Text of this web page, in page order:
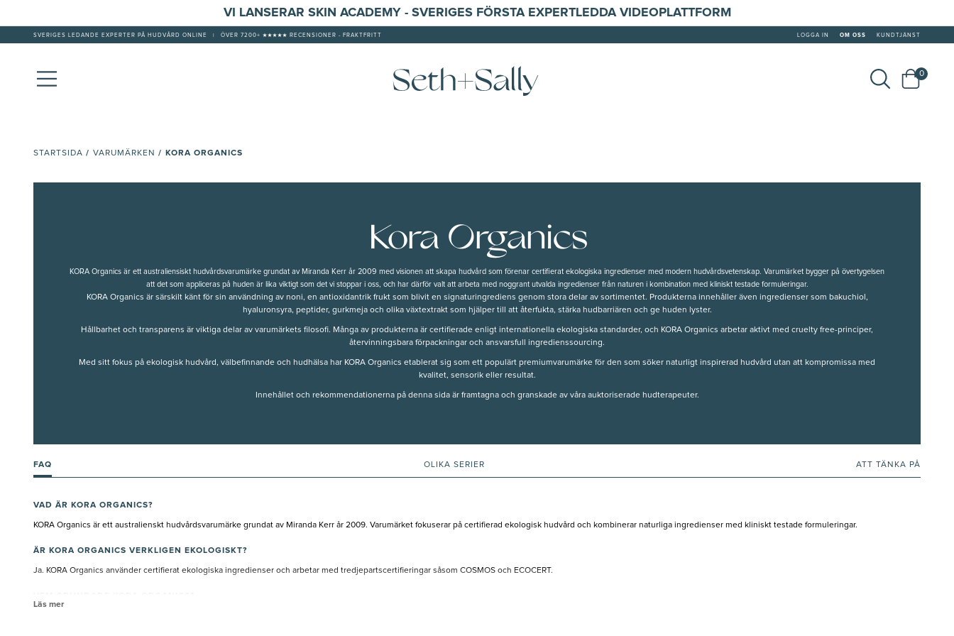
VI LANSERAR SKIN ACADEMY - SVERIGES FÖRSTA EXPERTLEDDA VIDEOPLATTFORM
SVERIGES LEDANDE EXPERTER PÅ HUDVÅRD ONLINE ÖVER 7200+ ★★★★★ RECENSIONER - FRAKTFRITT LOGGA IN OM OSS KUNDTJÄNST
0
STARTSIDA / VARUMÄRKEN / KORA ORGANICS
Kora Organics
KORA Organics är ett australiensiskt hudvårdsvarumärke grundat av Miranda Kerr år 2009 med visionen att skapa hudvård som förenar certifierat ekologiska ingredienser med modern hudvårdsvetenskap. Varumärket bygger på övertygelsen
att det som appliceras på huden är lika viktigt som det vi stoppar i oss, och har därför valt att arbeta med noggrant utvalda ingredienser från naturen i kombination med kliniskt testade formuleringar.
KORA Organics är särskilt känt för sin användning av noni, en antioxidant­rik frukt som blivit en signaturingrediens genom stora delar av sortimentet. Produkterna innehåller även ingredienser som bakuchiol ,
hyaluronsyra, peptider, gurkmeja och olika växtextrakt som hjälper till att återfukta, stärka hudbarriären och ge huden lyster.
Hållbarhet och transparens är viktiga delar av varumärkets filosofi. Många av produkterna är certifierade enligt internationella ekologiska standarder, och KORA Organics arbetar aktivt med cruelty free-principer,
återvinningsbara förpackningar och ansvarsfull ingredienssourcing.
Med sitt fokus på ekologisk hudvård, välbefinnande och hudhälsa har KORA Organics etablerat sig som ett populärt premiumvarumärke för den som söker naturligt inspirerad hudvård utan att kompromissa med
kvalitet, sensorik eller resultat.
Innehållet och rekommendationerna på denna sida är framtagna och granskade av våra auktoriserade hudterapeuter.
FAQ OLIKA SERIER ATT TÄNKA PÅ
VAD ÄR KORA ORGANICS?
KORA Organics är ett australienskt hudvårdsvarumärke grundat av Miranda Kerr år 2009. Varumärket fokuserar på certifierad ekologisk hudvård och kombinerar naturliga ingredienser med kliniskt testade formuleringar.
ÄR KORA ORGANICS VERKLIGEN EKOLOGISKT?
Ja. KORA Organics använder certifierat ekologiska ingredienser och arbetar med tredjepartscertifieringar såsom COSMOS och ECOCERT.
Läs mer